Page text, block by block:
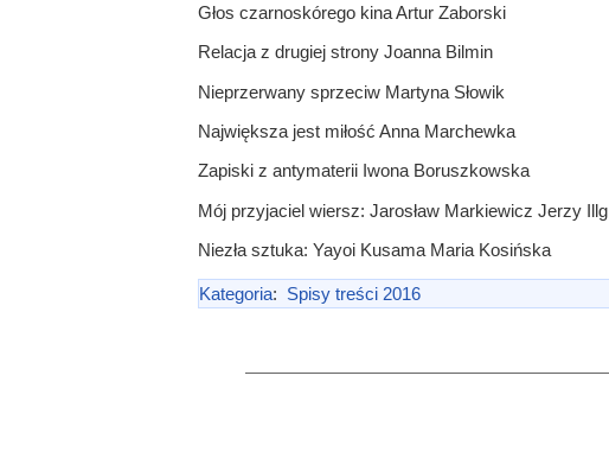
Głos czarnoskórego kina Artur Zaborski
Relacja z drugiej strony Joanna Bilmin
Nieprzerwany sprzeciw Martyna Słowik
Największa jest miłość Anna Marchewka
Zapiski z antymaterii Iwona Boruszkowska
Mój przyjaciel wiersz: Jarosław Markiewicz Jerzy Illg
Niezła sztuka: Yayoi Kusama Maria Kosińska
Kategoria: Spisy treści 2016